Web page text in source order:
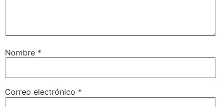
Nombre *
Correo electrónico *